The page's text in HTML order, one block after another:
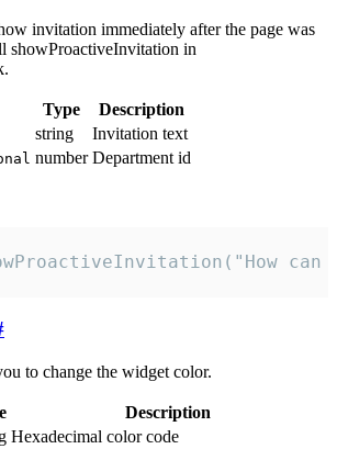
invitation immediately after the page was
showProactiveInvitation in
Type
Description
string
Invitation text
number Department id
to change the widget color.
Description
Hexadecimal color code